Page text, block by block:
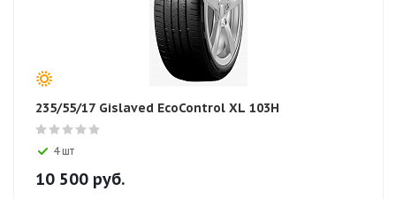
235/55/17 Gislaved EcoControl XL 103H
4 шт
10 500 руб.